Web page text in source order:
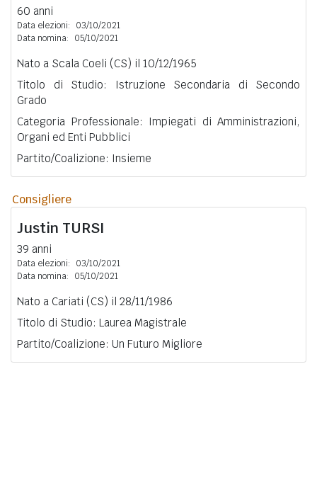
60 anni
Data elezioni:
03/10/2021
Data nomina:
05/10/2021
Nato a Scala Coeli (CS) il 10/12/1965
Titolo di Studio: Istruzione Secondaria di Secondo
Grado
Categoria Professionale: Impiegati di Amministrazioni,
Organi ed Enti Pubblici
Partito/Coalizione: Insieme
Consigliere
Justin TURSI
39 anni
Data elezioni:
03/10/2021
Data nomina:
05/10/2021
Nato a Cariati (CS) il 28/11/1986
Titolo di Studio: Laurea Magistrale
Partito/Coalizione: Un Futuro Migliore